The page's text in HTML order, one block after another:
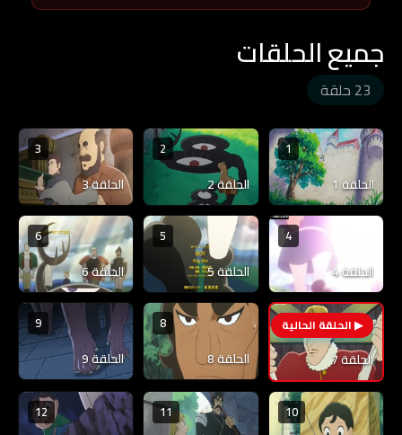
جميع الحلقات
23 حلقة
1
الحلقة 1
2
الحلقة 2
3
الحلقة 3
4
الحلقة 4
5
الحلقة 5
6
الحلقة 6
7
الحلقة 7
8
الحلقة 8
9
الحلقة 9
10
11
12